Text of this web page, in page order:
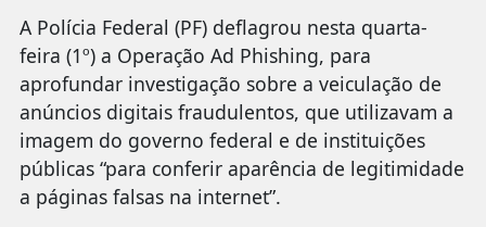
A Polícia Federal (PF) deflagrou nesta quarta-
feira (1º) a Operação Ad Phishing, para
aprofundar investigação sobre a veiculação de
anúncios digitais fraudulentos, que utilizavam a
imagem do governo federal e de instituições
públicas “para conferir aparência de legitimidade
a páginas falsas na internet”.